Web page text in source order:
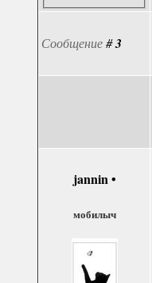
Сообщение#3
jannin•
мобилыч